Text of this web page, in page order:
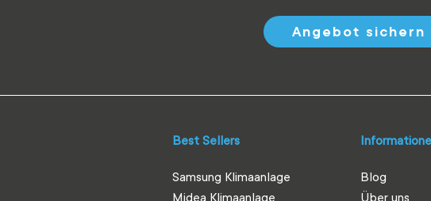
Angebot sichern
Best Sellers
Samsung Klimaanlage
Midea Klimaanlage
Blog
Über uns